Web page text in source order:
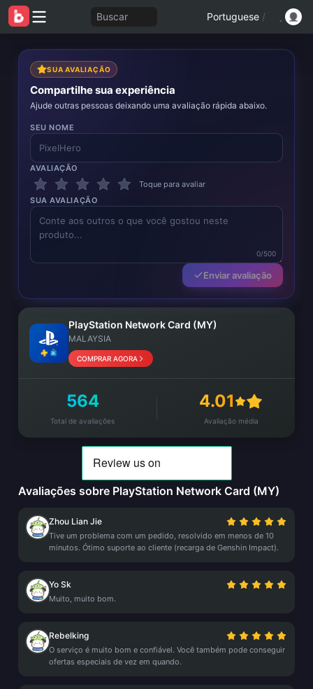
Buscar Portuguese /
SUA AVALIAÇÃO
Compartilhe sua experiência
Ajude outras pessoas deixando uma avaliação rápida abaixo.
SEU NOME
AVALIAÇÃO
Toque para avaliar
SUA AVALIAÇÃO
0/500
Enviar avaliação
PlayStation Network Card (MY)
MALAYSIA
COMPRAR AGORA
564
Total de avaliações
4.01
Avaliação média
Avaliações sobre PlayStation Network Card (MY)
Zhou Lian Jie
Tive um problema com um pedido, resolvido em menos de 10
minutos. Ótimo suporte ao cliente (recarga de Genshin Impact).
Yo Sk
Muito, muito bom.
Rebelking
O serviço é muito bom e confiável. Você também pode conseguir
ofertas especiais de vez em quando.